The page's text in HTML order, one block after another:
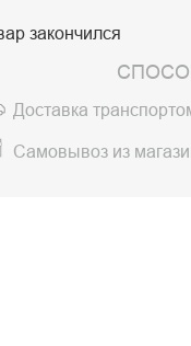
закончился
Доставка
Самовывоз из